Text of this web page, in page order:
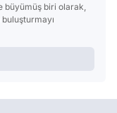
büyümüş biri olarak,